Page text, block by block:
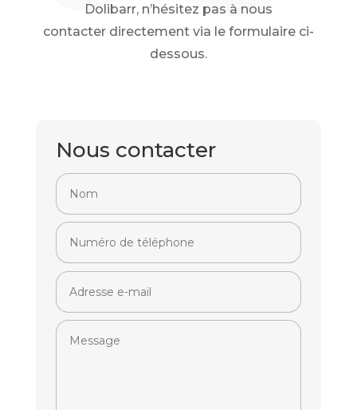
Dolibarr, n’hésitez pas à nous
contacter directement via le formulaire ci-
dessous.
Nous contacter